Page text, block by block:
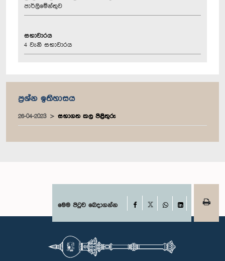
පාර්ලිමේන්තුව
සභාවාරය
4 වැනි සභාවාරය
ප්‍රශ්න ඉතිහාසය
26-04-2023 සභාගත කල පිළිතුරු
මෙම පිටුව බෙදාගන්න Facebook
WhatsAppLinkedIn